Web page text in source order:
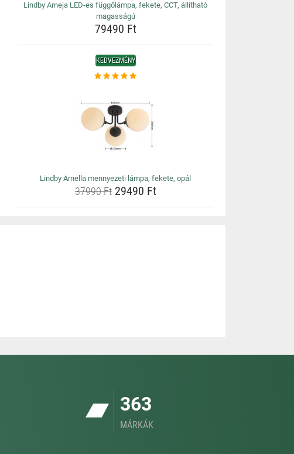
Lindby Arneja LED-es függőlámpa, fekete, CCT, állítható
magasságú
79490 Ft
KEDVEZMÉNY
Lindby Arnella mennyezeti lámpa, fekete, opál
37990 Ft29490 Ft
363
MÁRKÁK